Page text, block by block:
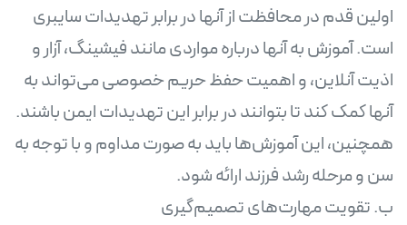
اولین قدم در محافظت از آنها در برابر تهدیدات سایبری
است. آموزش به آنها درباره مواردی مانند فیشینگ، آزار و
اذیت آنلاین، و اهمیت حفظ حریم خصوصی می‌تواند به
آنها کمک کند تا بتوانند در برابر این تهدیدات ایمن باشند.
همچنین، این آموزش‌ها باید به صورت مداوم و با توجه به